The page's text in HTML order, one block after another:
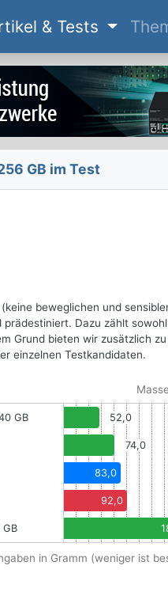
& Tests
GB im Test
beweglichen und
Dazu zählt
Grund bieten wir zusätzlich
einzelnen Testkandidaten.
GB 52,0
74,0
83,0
92,0
GB
in Gramm (weniger ist